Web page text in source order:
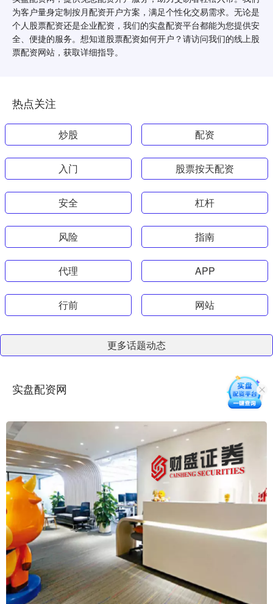
为客户量身定制按月配资开户方案，满足个性化交易需求。无论是
个人股票配资还是企业配资，我们的实盘配资平台都能为您提供安
全、便捷的服务。想知道股票配资如何开户？请访问我们的线上股
票配资网站，获取详细指导。
热点关注
炒股 配资
入门 股票按天配资
安全 杠杆
风险 指南
代理 APP
行前 网站
更多话题动态
实盘配资网